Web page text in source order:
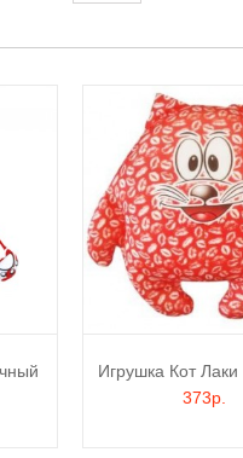
Игрушка Кот
373р.